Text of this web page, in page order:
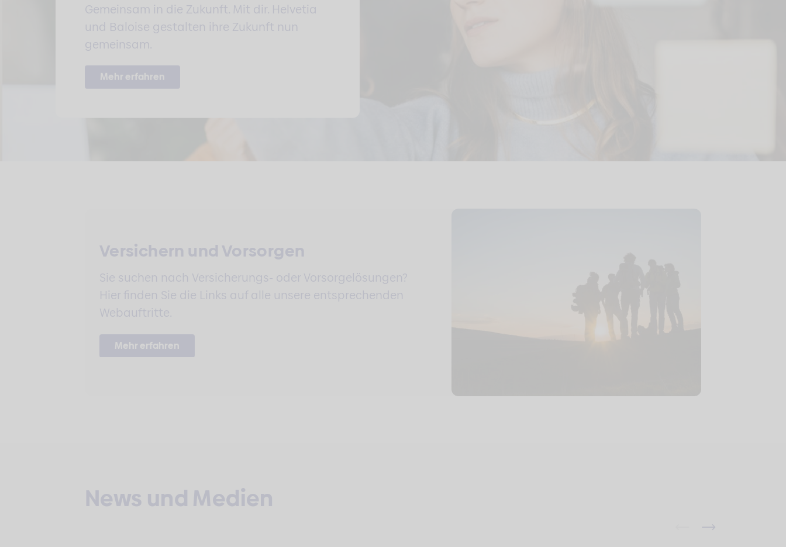
Gemeinsam in die Zukunft. Mit dir. Helvetia
und Baloise gestalten ihre Zukunft nun
gemeinsam.
Mehr erfahren
Versichern und Vorsorgen
Sie suchen nach Versicherungs- oder Vorsorgelösungen?
Hier finden Sie die Links auf alle unsere entsprechenden
Webauftritte.
Mehr erfahren
News und Medien